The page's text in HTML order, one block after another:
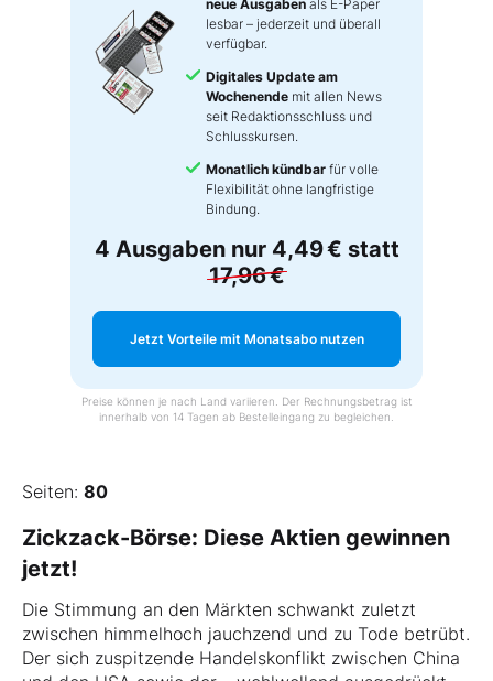
neue Ausgaben als E-Paper
lesbar – jederzeit und überall
verfügbar.
Digitales Update am
Wochenende mit allen News
seit Redaktionsschluss und
Schlusskursen.
Monatlich kündbar für volle
Flexibilität ohne langfristige
Bindung.
4 Ausgaben nur 4,49 € statt
17,96 €
Jetzt Vorteile mit Monatsabo nutzen
Preise können je nach Land variieren. Der Rechnungsbetrag ist
innerhalb von 14 Tagen ab Bestelleingang zu begleichen.
Seiten: 80
Zickzack-Börse: Diese Aktien gewinnen
jetzt!
Die Stimmung an den Märkten schwankt zuletzt
zwischen himmelhoch jauchzend und zu Tode betrübt.
Der sich zuspitzende Handelskonflikt zwischen China